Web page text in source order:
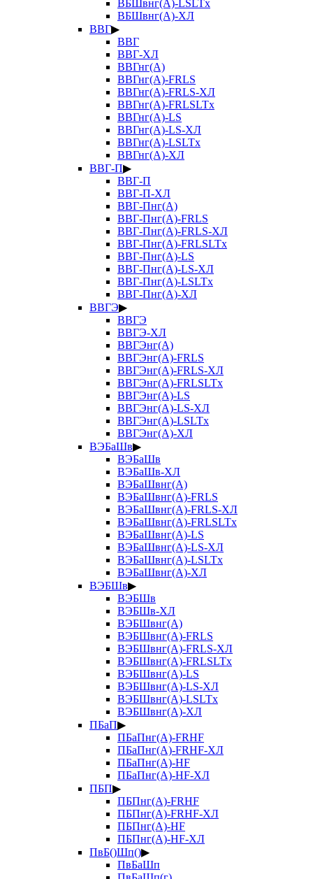
ВБШвнг(А)-LSLTx
ВБШвнг(А)-ХЛ
ВВГ▶
ВВГ
ВВГ-ХЛ
ВВГнг(А)
ВВГнг(А)-FRLS
ВВГнг(А)-FRLS-ХЛ
ВВГнг(А)-FRLSLTx
ВВГнг(А)-LS
ВВГнг(А)-LS-ХЛ
ВВГнг(А)-LSLTx
ВВГнг(А)-ХЛ
ВВГ-П▶
ВВГ-П
ВВГ-П-ХЛ
ВВГ-Пнг(А)
ВВГ-Пнг(А)-FRLS
ВВГ-Пнг(А)-FRLS-ХЛ
ВВГ-Пнг(А)-FRLSLTx
ВВГ-Пнг(А)-LS
ВВГ-Пнг(А)-LS-ХЛ
ВВГ-Пнг(А)-LSLTx
ВВГ-Пнг(А)-ХЛ
ВВГЭ▶
ВВГЭ
ВВГЭ-ХЛ
ВВГЭнг(А)
ВВГЭнг(А)-FRLS
ВВГЭнг(А)-FRLS-ХЛ
ВВГЭнг(А)-FRLSLTx
ВВГЭнг(А)-LS
ВВГЭнг(А)-LS-ХЛ
ВВГЭнг(А)-LSLTx
ВВГЭнг(А)-ХЛ
ВЭБаШв▶
ВЭБаШв
ВЭБаШв-ХЛ
ВЭБаШвнг(А)
ВЭБаШвнг(А)-FRLS
ВЭБаШвнг(А)-FRLS-ХЛ
ВЭБаШвнг(А)-FRLSLTx
ВЭБаШвнг(А)-LS
ВЭБаШвнг(А)-LS-ХЛ
ВЭБаШвнг(А)-LSLTx
ВЭБаШвнг(А)-ХЛ
ВЭБШв▶
ВЭБШв
ВЭБШв-ХЛ
ВЭБШвнг(А)
ВЭБШвнг(А)-FRLS
ВЭБШвнг(А)-FRLS-ХЛ
ВЭБШвнг(А)-FRLSLTx
ВЭБШвнг(А)-LS
ВЭБШвнг(А)-LS-ХЛ
ВЭБШвнг(А)-LSLTx
ВЭБШвнг(А)-ХЛ
ПБаП▶
ПБаПнг(А)-FRHF
ПБаПнг(А)-FRHF-ХЛ
ПБаПнг(А)-HF
ПБаПнг(А)-HF-ХЛ
ПБП▶
ПБПнг(А)-FRHF
ПБПнг(А)-FRHF-ХЛ
ПБПнг(А)-HF
ПБПнг(А)-HF-ХЛ
ПвБ()Шп()▶
ПвБаШп